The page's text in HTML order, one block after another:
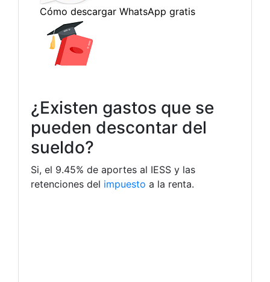
¿Existen gastos que se
pueden descontar del
sueldo?
Si, el 9.45% de aportes al IESS y las
retenciones del impuesto a la renta.